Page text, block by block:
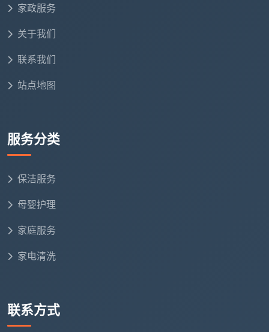
家政服务
关于我们
联系我们
站点地图
服务分类
保洁服务
母婴护理
家庭服务
家电清洗
联系方式